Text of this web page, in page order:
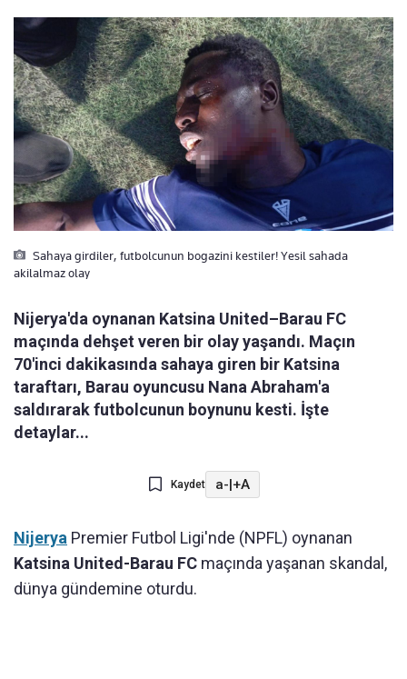
Sahaya girdiler, futbolcunun bogazini kestiler! Yesil sahada
akilalmaz olay
Nijerya'da oynanan Katsina United–Barau FC
maçında dehşet veren bir olay yaşandı. Maçın
70'inci dakikasında sahaya giren bir Katsina
taraftarı, Barau oyuncusu Nana Abraham'a
saldırarak futbolcunun boynunu kesti. İşte
detaylar...
Kaydet a-|+A
Nijerya Premier Futbol Ligi'nde (NPFL) oynanan
Katsina United-Barau FC maçında yaşanan skandal,
dünya gündemine oturdu.